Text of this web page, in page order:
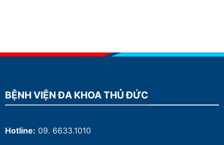
BỆNH VIỆN ĐA KHOA THỦ ĐỨC
Hotline: 09. 6633.1010